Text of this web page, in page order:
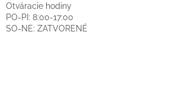
Otváracie hodiny
PO-PI: 8:00-17:00
SO-NE: ZATVORENÉ